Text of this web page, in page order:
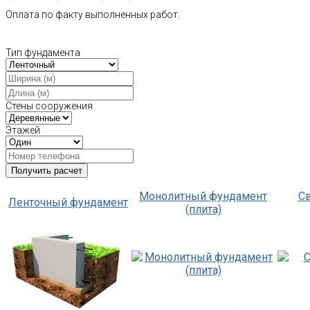
Оплата по факту выполненных работ.
Тип фундамента
Стены сооружения
Этажей
Ленточный фундамент
Монолитный фундамент
(плита)